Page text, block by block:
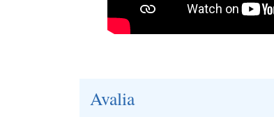
Avalia